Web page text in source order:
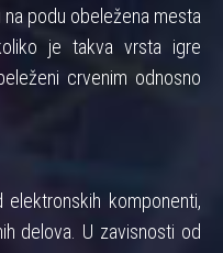
podu obeležena mesta
je takva vrsta igre
crvenim odnosno
komponenti,
delova. U zavisnosti od